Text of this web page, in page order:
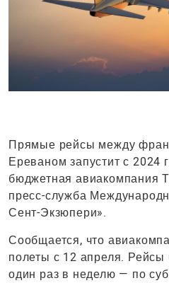
Прямые рейсы между
Ереваном запустит с 2024
бюджетная авиакомпания
пресс-служба
Сент-Экзюпери».
Сообщается, что
полеты с 12 апреля. Рейсы
один раз в неделю — по